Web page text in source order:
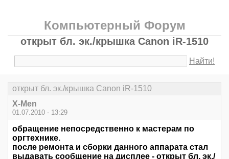
Компьютерный Форум
открыт бл. эк./крышка Canon iR-1510
Найти!
открыт бл. эк./крышка Canon iR-1510
X-Men
01.07.2010 - 13:29
обращение непосредственно к мастерам по
оргтехнике.
после ремонта и сборки данного аппарата стал
выдавать сообщение на дисплее - открыт бл. эк./